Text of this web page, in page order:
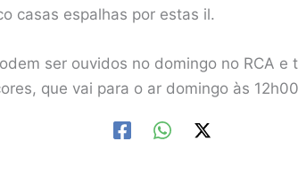
casas espalhas por estas il.
ser ouvidos no domingo no RCA e
que vai para o ar domingo às